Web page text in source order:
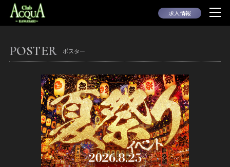
求人情報
POSTER ポスター